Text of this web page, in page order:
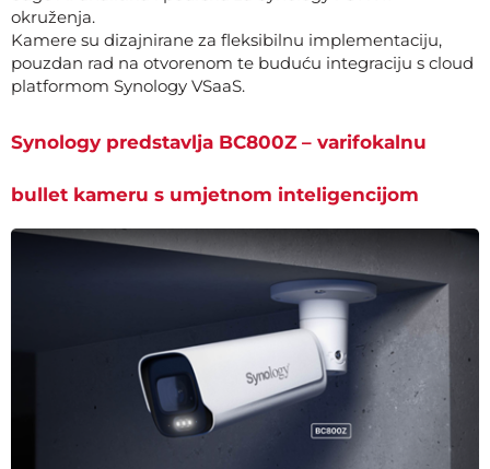
okruženja.
Kamere su dizajnirane za fleksibilnu implementaciju,
pouzdan rad na otvorenom te buduću integraciju s cloud
platformom Synology VSaaS.
Synology predstavlja BC800Z – varifokalnu
bullet kameru s umjetnom inteligencijom